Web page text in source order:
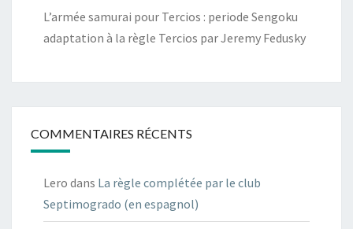
L’armée samurai pour Tercios : periode Sengoku
adaptation à la règle Tercios par Jeremy Fedusky
COMMENTAIRES RÉCENTS
Lero dans La règle complétée par le club
Septimogrado (en espagnol)